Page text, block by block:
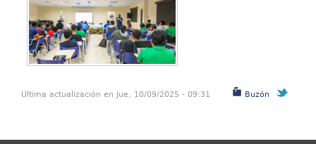
Buzón
Última actualización en Jue, 10/09/2025 - 09:31